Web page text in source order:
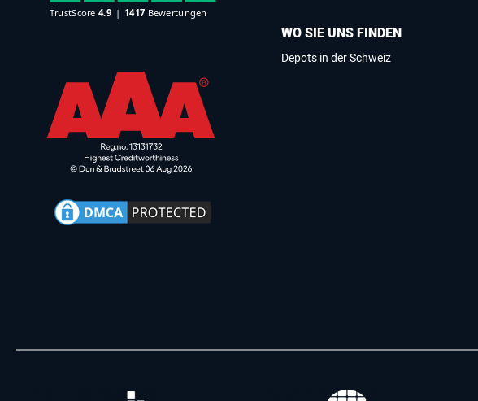
WO SIE UNS FINDEN
Depots in der Schweiz